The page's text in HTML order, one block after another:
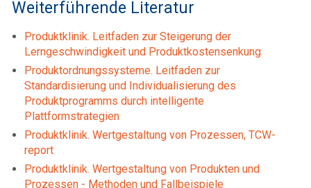
Weiterführende Literatur
Produktklinik. Leitfaden zur Steigerung der
Lerngeschwindigkeit und Produktkostensenkung
Produktordnungssysteme. Leitfaden zur
Standardisierung und Individualisierung des
Produktprogramms durch intelligente
Plattformstrategien
Produktklinik. Wertgestaltung von Prozessen, TCW-
report
Produktklinik. Wertgestaltung von Produkten und
Prozessen - Methoden und Fallbeispiele